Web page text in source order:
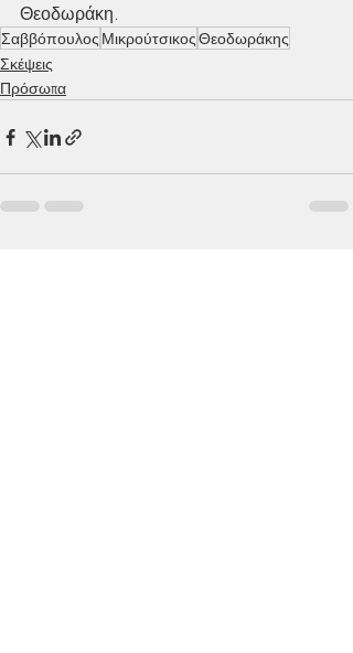
Θεοδωράκη.
Σαββόπουλος ΜικρούτσικοςΘεοδωράκης
Σκέψεις
Πρόσωπα